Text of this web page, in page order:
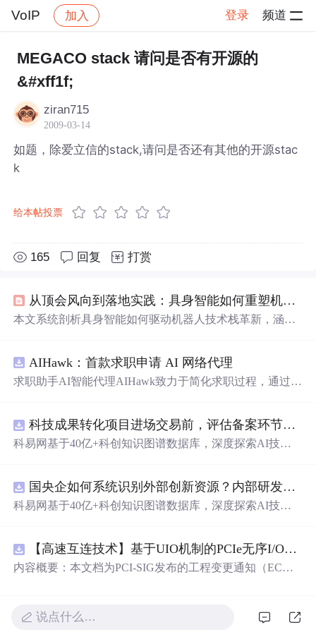
VoIP 加入 登录 频道
社区 VoIP 帖子详情
MEGACO stack 请问是否有开源的
&#xff1f;
ziran715
2009-03-14
如题，除爱立信的stack,请问是否还有其他的开源stac
k
给本帖投票
165 回复 打赏
从顶会风向到落地实践：具身智能如何重塑机器人技术栈
本文系统剖析具身智能如何驱动机器人技术栈革新，涵盖
（人形机器人、ROS2、仿真到现实迁移），并分析工业柔
性化、服务机器人等落地场景及开发工具链。强调软硬协
AIHawk：首款求职申请 AI 网络代理
求职助手AI智能代理AIHawk致力于简化求职过程，通过自
科技成果转化项目进场交易前，评估备案环节需要准备哪些材料？.docx
科易网基于40亿+科创知识图谱数据库，深度探索AI技术
新领域的AI+数智化解决方案，推动科技创新与产业创新
智能化发展。
国央企如何系统识别外部创新资源？内部研发体系完善，但对外部高校、中小科技企业技术能力缺乏动态认知。.docx
科易网基于40亿+科创知识图谱数据库，深度探索AI技术
新领域的AI+数智化解决方案，推动科技创新与产业创新
智能化发展。
【高速互连技术】基于UIO机制的PCIe无序I/O扩展：多路径架构下内存请求的高性能传输与排序控制方案设计
内容概要：本文档为PCI-SIG发布的工程变更通知（EC
规则对多路径拓扑和高性能IO系统的限制。UIO基于Flit模
式，定义了一套新的TLP（事务层包）类型和规则，允许
说点什么…